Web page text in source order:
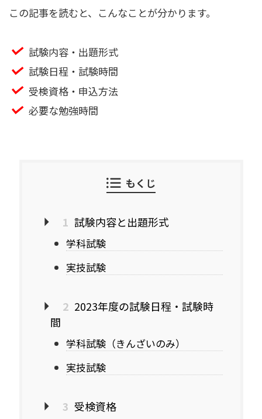
この記事を読むと、こんなことが分かります。
試験内容・出題形式
試験日程・試験時間
受検資格・申込方法
必要な勉強時間
もくじ
1 試験内容と出題形式
学科試験
実技試験
2 2023年度の試験日程・試験時
間
学科試験（きんざいのみ）
実技試験
3 受検資格